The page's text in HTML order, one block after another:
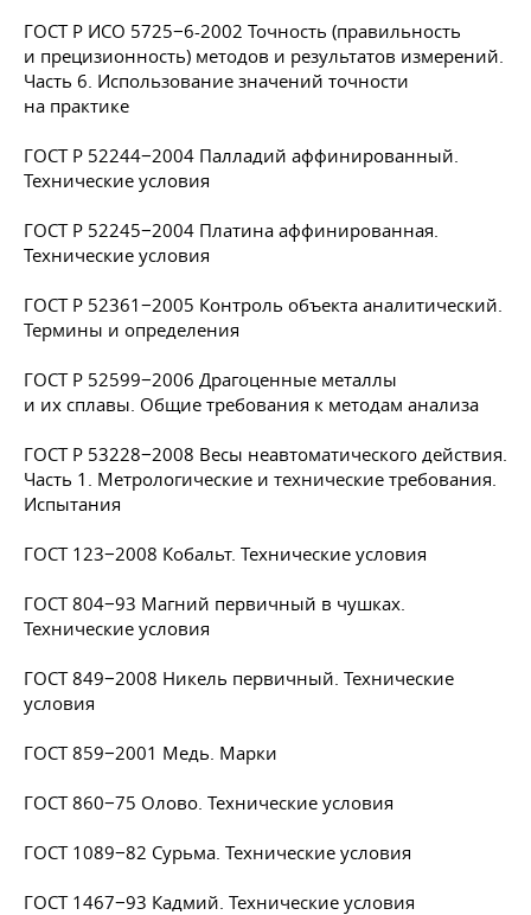
ГОСТ Р ИСО 5725−6-2002 Точность (правильность
и прецизионность) методов и результатов измерений.
Часть 6. Использование значений точности
на практике
ГОСТ Р 52244−2004 Палладий аффинированный.
Технические условия
ГОСТ Р 52245−2004 Платина аффинированная.
Технические условия
ГОСТ Р 52361−2005 Контроль объекта аналитический.
Термины и определения
ГОСТ Р 52599−2006 Драгоценные металлы
и их сплавы. Общие требования к методам анализа
ГОСТ Р 53228−2008 Весы неавтоматического действия.
Часть 1. Метрологические и технические требования.
Испытания
ГОСТ 123−2008 Кобальт. Технические условия
ГОСТ 804−93 Магний первичный в чушках.
Технические условия
ГОСТ 849−2008 Никель первичный. Технические
условия
ГОСТ 859−2001 Медь. Марки
ГОСТ 860−75 Олово. Технические условия
ГОСТ 1089−82 Сурьма. Технические условия
ГОСТ 1467−93 Кадмий. Технические условия